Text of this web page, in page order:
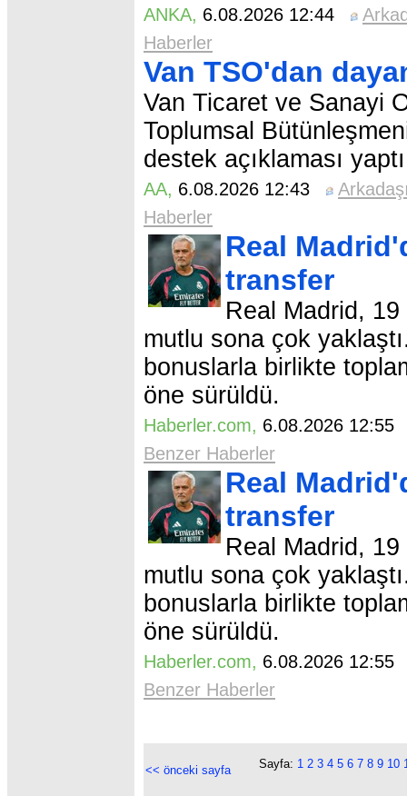
ANKA, 6.08.2026 12:44
Haberler
Van TSO'dan
Van Ticaret ve Sanayi
Toplumsal
destek açıklaması
AA, 6.08.2026 12:43
Haberler
Real
transfer
Real Madrid,
mutlu sona çok
bonuslarla birlikte
öne sürüldü.
Haberler.com, 6.08.2026
Benzer Haberler
Real
transfer
Real Madrid,
mutlu sona çok
bonuslarla birlikte
öne sürüldü.
Haberler.com, 6.08.2026
Benzer Haberler
<< önceki sayfa Sayfa: 1 2 3 4 5 6 7 8 9 10